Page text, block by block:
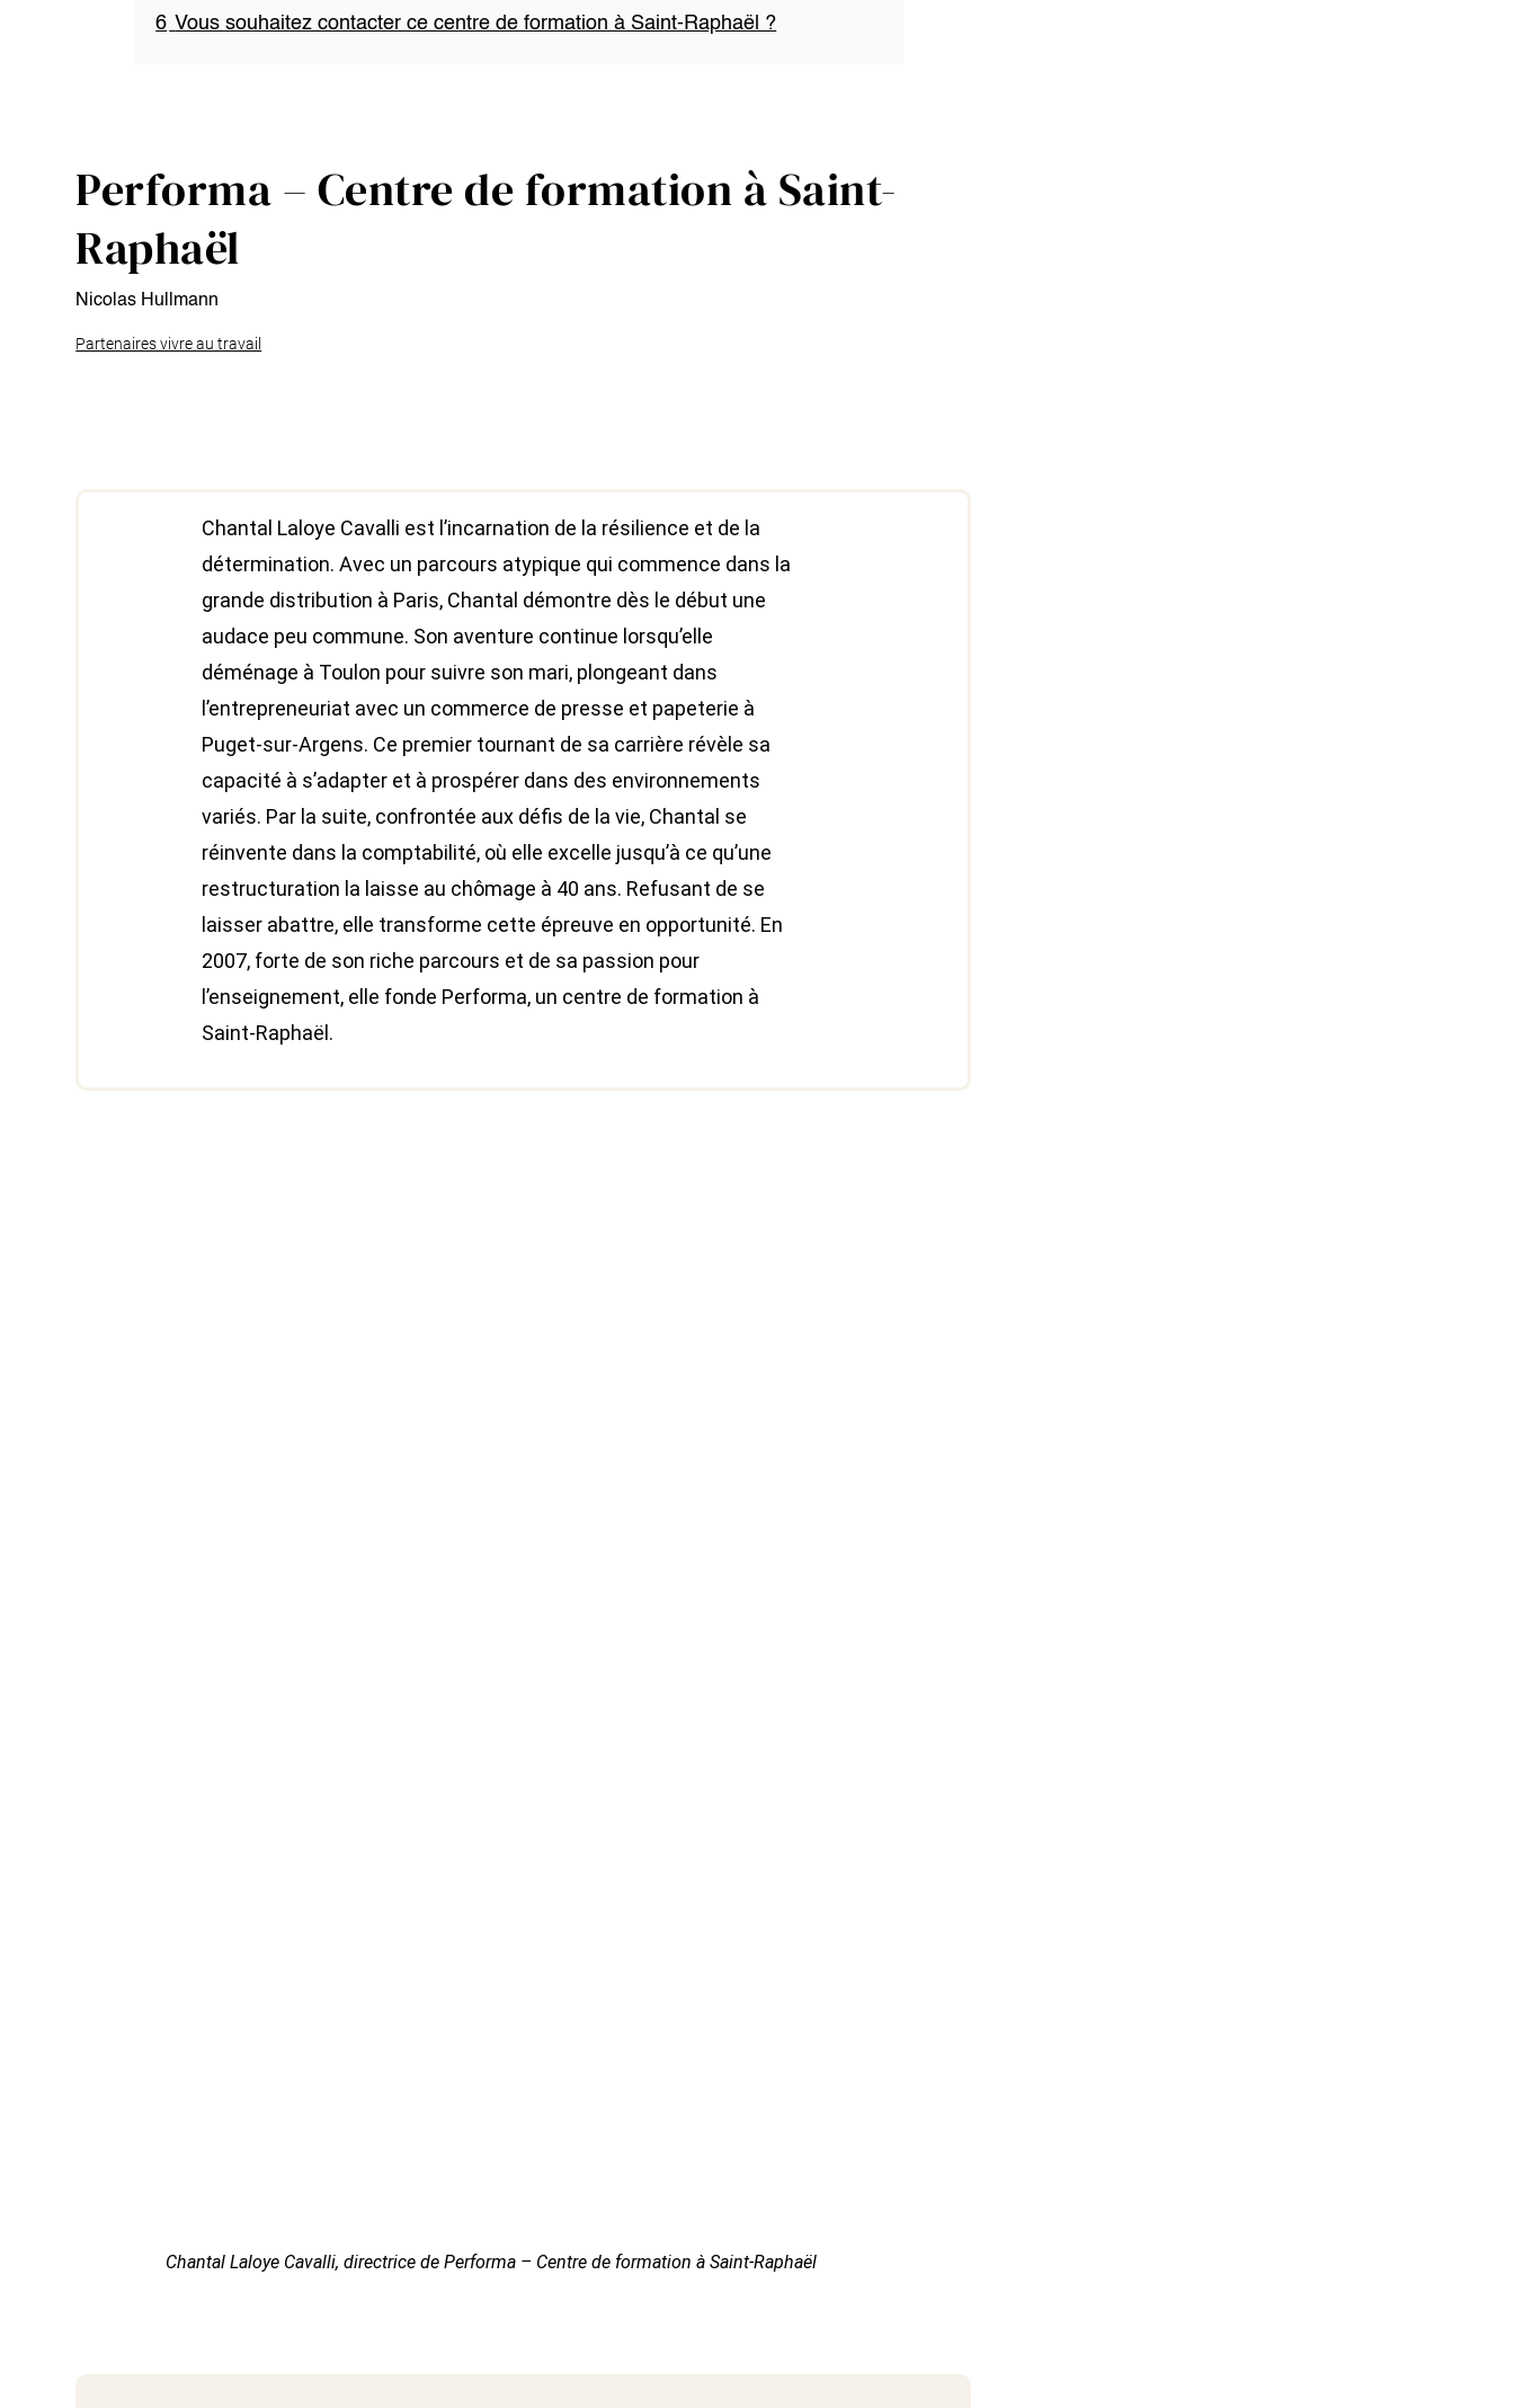
6 Vous souhaitez contacter ce centre de formation à Saint-Raphaël ?
Performa – Centre de formation à Saint-
Raphaël
Nicolas Hullmann
Partenaires vivre au travail
Chantal Laloye Cavalli est l’incarnation de la résilience et de la
détermination. Avec un parcours atypique qui commence dans la
grande distribution à Paris, Chantal démontre dès le début une
audace peu commune. Son aventure continue lorsqu’elle
déménage à Toulon pour suivre son mari, plongeant dans
l’entrepreneuriat avec un commerce de presse et papeterie à
Puget-sur-Argens. Ce premier tournant de sa carrière révèle sa
capacité à s’adapter et à prospérer dans des environnements
variés. Par la suite, confrontée aux défis de la vie, Chantal se
réinvente dans la comptabilité, où elle excelle jusqu’à ce qu’une
restructuration la laisse au chômage à 40 ans. Refusant de se
laisser abattre, elle transforme cette épreuve en opportunité. En
2007, forte de son riche parcours et de sa passion pour
l’enseignement, elle fonde Performa, un centre de formation à
Saint-Raphaël.
Chantal Laloye Cavalli, directrice de Performa – Centre de formation à Saint-Raphaël